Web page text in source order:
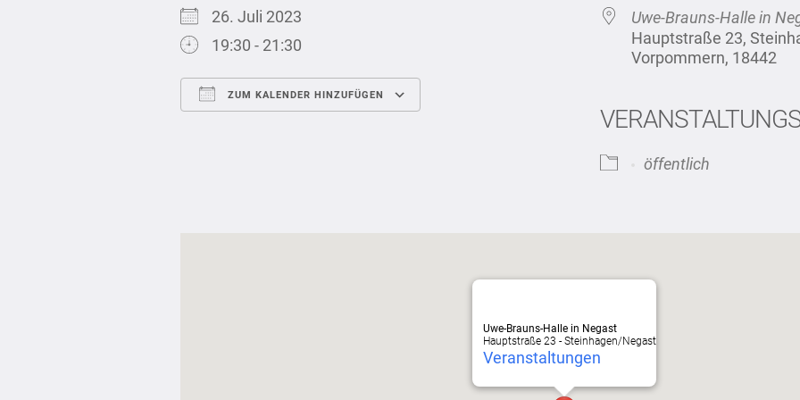
26. Juli 2023
19:30 - 21:30
ZUM KALENDER HINZUFÜGEN
iCalendar
Uwe-Brauns-Halle in
Hauptstraße 23,
Vorpommern, 18442
öffentlich
Uwe-Brauns-Halle in Negast
Hauptstraße 23 - Steinhagen/Negast
Veranstaltungen